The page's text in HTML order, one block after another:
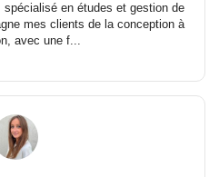
spécialisé en études et gestion de
mes clients de la conception à
avec une f...